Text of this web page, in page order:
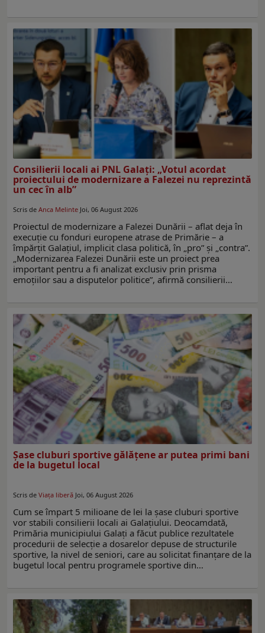
Consilierii locali ai PNL Galaţi: „Votul acordat
proiectului de modernizare a Falezei nu reprezintă
un cec în alb”
Scris de Anca Melinte Joi, 06 August 2026
Proiectul de modernizare a Falezei Dunării – aflat deja în
execuţie cu fonduri europene atrase de Primărie – a
împărţit Galaţiul, implicit clasa politică, în „pro” şi „contra”.
„Modernizarea Falezei Dunării este un proiect prea
important pentru a fi analizat exclusiv prin prisma
emoțiilor sau a disputelor politice”, afirmă consilierii…
Şase cluburi sportive gălăţene ar putea primi bani
de la bugetul local
Scris de Viaţa liberă Joi, 06 August 2026
Cum se împart 5 milioane de lei la şase cluburi sportive
vor stabili consilierii locali ai Galaţiului. Deocamdată,
Primăria municipiului Galaţi a făcut publice rezultatele
procedurii de selecţie a dosarelor depuse de structurile
sportive, la nivel de seniori, care au solicitat finanţare de la
bugetul local pentru programele sportive din…